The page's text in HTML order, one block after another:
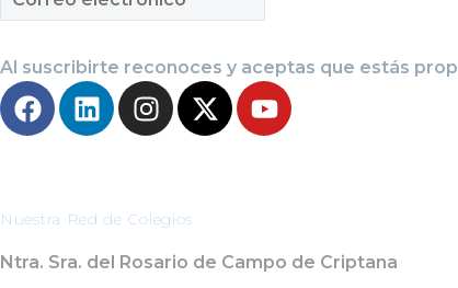
Al suscribirte reconoces y aceptas que estás
Nuestra Red de Colegios
Ntra. Sra. del Rosario de Campo de Criptana